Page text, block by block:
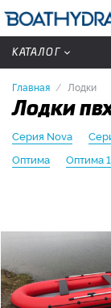
КАТАЛОГ
Главная Лодки
Лодки
Серия Nova
Оптима
Оптима